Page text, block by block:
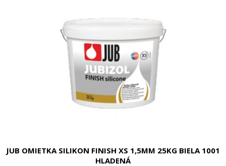
JUB OMIETKA SILIKON FINISH XS 1,5MM 25KG BIELA 1001
HLADENÁ